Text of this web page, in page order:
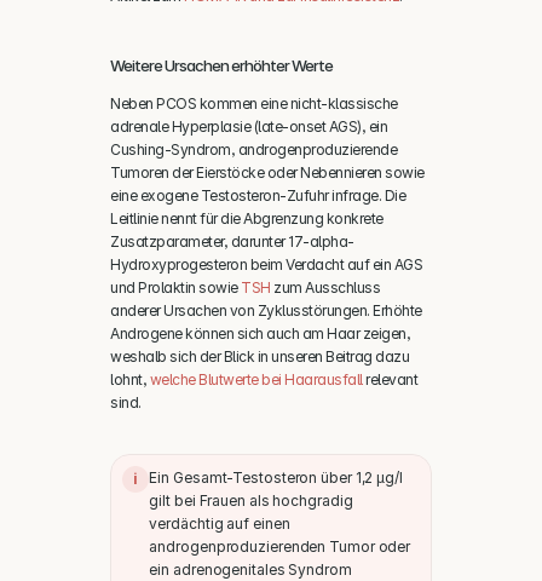
Weitere Ursachen erhöhter Werte
Neben PCOS kommen eine nicht-klassische
adrenale Hyperplasie (late-onset AGS), ein
Cushing-Syndrom, androgenproduzierende
Tumoren der Eierstöcke oder Nebennieren sowie
eine exogene Testosteron-Zufuhr infrage. Die
Leitlinie nennt für die Abgrenzung konkrete
Zusatzparameter, darunter 17-alpha-
Hydroxyprogesteron beim Verdacht auf ein AGS
und Prolaktin sowie TSH zum Ausschluss
anderer Ursachen von Zyklusstörungen. Erhöhte
Androgene können sich auch am Haar zeigen,
weshalb sich der Blick in unseren Beitrag dazu
lohnt, welche Blutwerte bei Haarausfall relevant
sind.
i
Ein Gesamt-Testosteron über 1,2 µg/l
gilt bei Frauen als hochgradig
verdächtig auf einen
androgenproduzierenden Tumor oder
ein adrenogenitales Syndrom